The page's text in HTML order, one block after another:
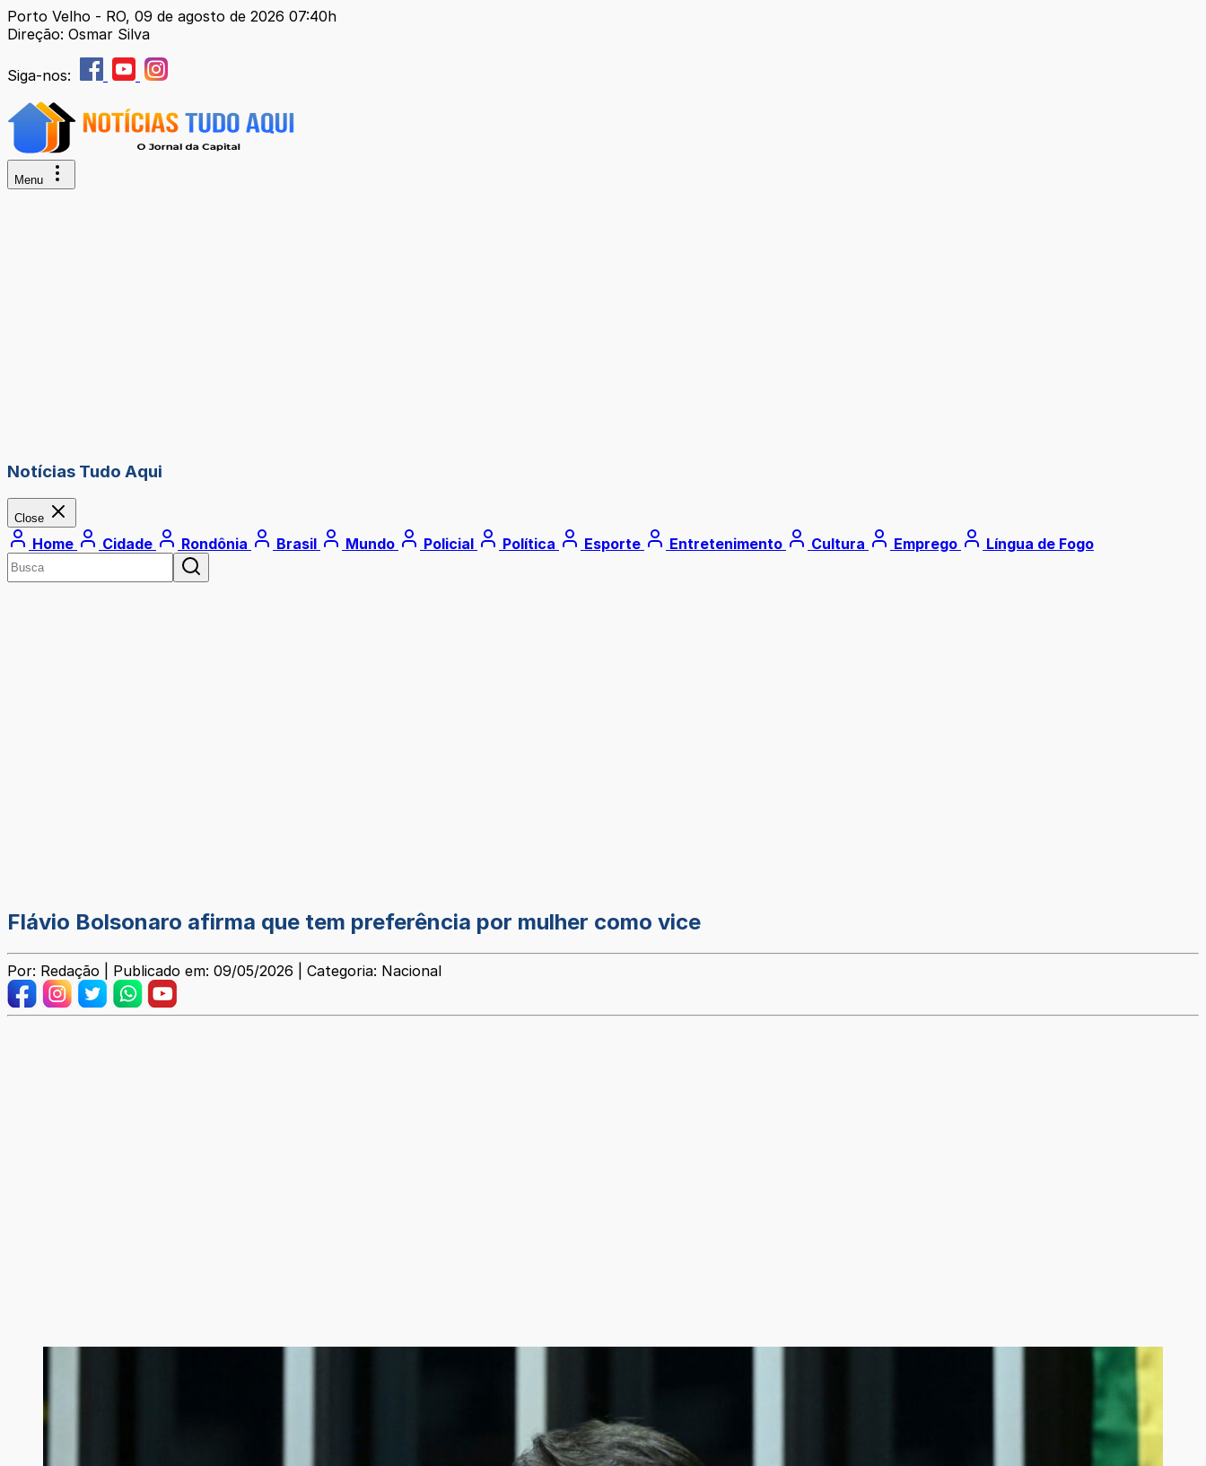
Porto Velho - RO, 09 de agosto de 2026 07:40h
Direção: Osmar Silva
Siga-nos:
Menu
Notícias Tudo Aqui
Close
Home Cidade Rondônia Brasil Mundo Policial Política Esporte Entretenimento Cultura Emprego Língua de Fogo
Flávio Bolsonaro afirma que tem preferência por mulher como vice
Por: Redação | Publicado em: 09/05/2026 | Categoria: Nacional